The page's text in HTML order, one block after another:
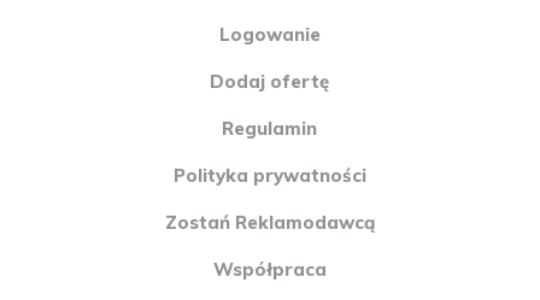
Logowanie
Dodaj ofertę
Regulamin
Polityka prywatności
Zostań Reklamodawcą
Współpraca